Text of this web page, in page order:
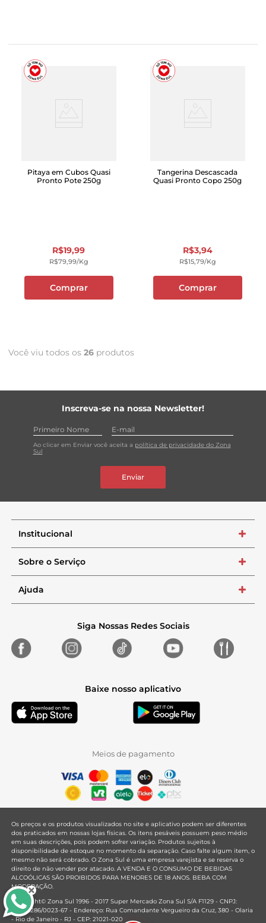
Pitaya em Cubos Quasi
Pronto Pote 250g
R$19,99
R$79,99/kg
Comprar
Tangerina Descascada
Quasi Pronto Copo 250g
R$3,94
R$15,79/kg
Comprar
Você viu todos os 26 produtos
Inscreva-se na nossa Newsletter!
Ao clicar em Enviar você aceita a política de privacidade do Zona
Sul
Enviar
Institucional +
Sobre o Serviço +
Ajuda +
Siga Nossas Redes Sociais
Baixe nosso aplicativo
Meios de pagamento
Os preços e os produtos visualizados no site e aplicativo podem ser diferentes
dos praticados em nossas lojas físicas. Os itens pesáveis possuem peso médio
em suas descrições, pois podem sofrer variação. Produtos sujeitos à
disponibilidade de estoque no momento da separação. Caso falte algum item, o
mesmo não será cobrado. O Zona Sul é uma empresa varejista e se reserva o
direito de não vender por atacado. A VENDA E O CONSUMO DE BEBIDAS
ALCOÓLICAS SÃO PROIBIDOS PARA MENORES DE 18 ANOS. BEBA COM
MODERAÇÃO.
Copyright© Zona Sul 1996 - 2017 Super Mercado Zona Sul S/A F1129 - CNPJ:
33.381.286/0023-67 - Endereço: Rua Comandante Vergueiro da Cruz, 380 - Olaria
- Rio de Janeiro - RJ - CEP: 21021-020